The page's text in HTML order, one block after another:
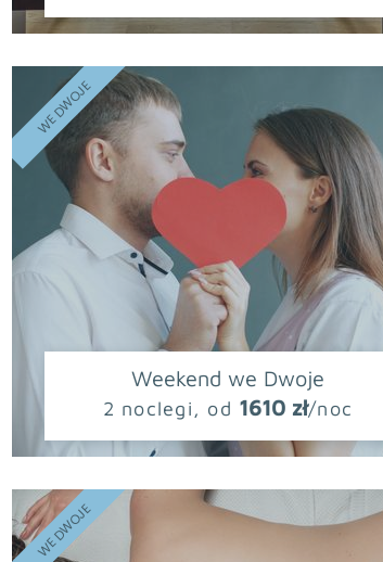
WE DWOJE
Weekend we Dwoje
2 noclegi, od 1610 zł/noc
WE DWOJE